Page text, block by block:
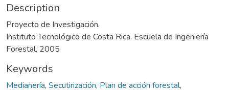
Description
Proyecto de Investigación.
Instituto Tecnológico de Costa Rica. Escuela de Ingeniería
Forestal, 2005
Keywords
Medianería, Secutirización, Plan de acción forestal,